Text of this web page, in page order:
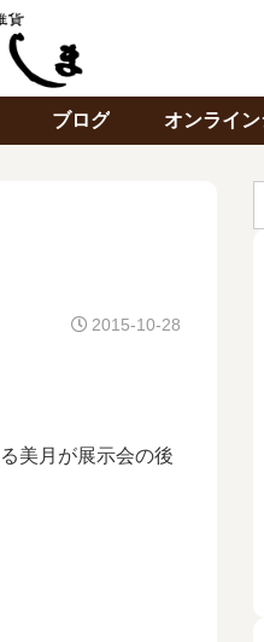
ブログ オンライ
2015-10-28
美月が展示会の後